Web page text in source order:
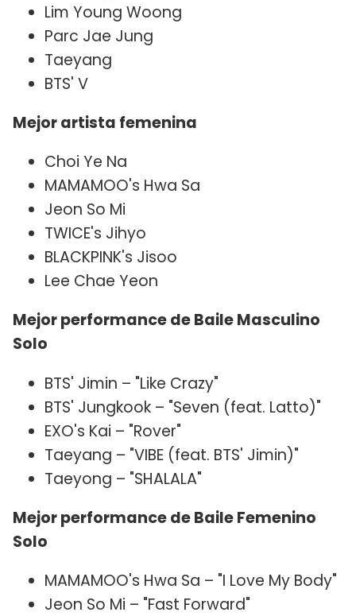
Lim Young Woong
Parc Jae Jung
Taeyang
BTS' V
Mejor artista femenina
Choi Ye Na
MAMAMOO's Hwa Sa
Jeon So Mi
TWICE's Jihyo
BLACKPINK's Jisoo
Lee Chae Yeon
Mejor performance de Baile Masculino
Solo
BTS' Jimin – "Like Crazy"
BTS' Jungkook – "Seven (feat. Latto)"
EXO's Kai – "Rover"
Taeyang – "VIBE (feat. BTS' Jimin)"
Taeyong – "SHALALA"
Mejor performance de Baile Femenino
Solo
MAMAMOO's Hwa Sa – "I Love My Body"
Jeon So Mi – "Fast Forward"